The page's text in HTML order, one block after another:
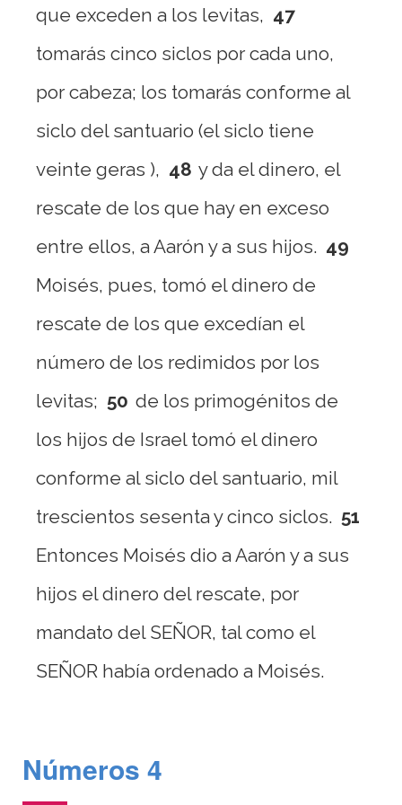
que exceden a los levitas, 47
tomarás cinco siclos por cada uno,
por cabeza; los tomarás conforme al
siclo del santuario (el siclo tiene
veinte geras ), 48 y da el dinero, el
rescate de los que hay en exceso
entre ellos, a Aarón y a sus hijos. 49
Moisés, pues, tomó el dinero de
rescate de los que excedían el
número de los redimidos por los
levitas; 50 de los primogénitos de
los hijos de Israel tomó el dinero
conforme al siclo del santuario, mil
trescientos sesenta y cinco siclos. 51
Entonces Moisés dio a Aarón y a sus
hijos el dinero del rescate, por
mandato del SEÑOR, tal como el
SEÑOR había ordenado a Moisés.
Números 4